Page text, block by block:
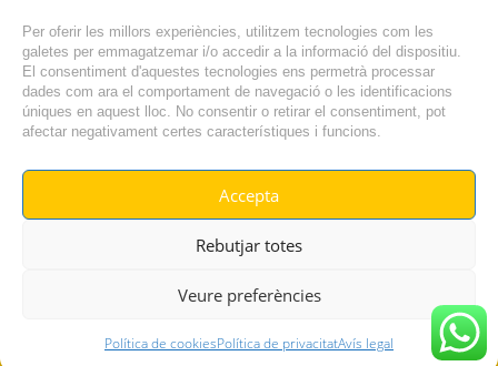
Per oferir les millors experiències, utilitzem tecnologies com les
galetes per emmagatzemar i/o accedir a la informació del dispositiu.
El consentiment d'aquestes tecnologies ens permetrà processar
dades com ara el comportament de navegació o les identificacions
úniques en aquest lloc. No consentir o retirar el consentiment, pot
afectar negativament certes característiques i funcions.
Accepta
Rebutjar totes
Veure preferències
Política de cookiesPolítica de privacitatAvís legal
NOTÍCIA ANTERIOR
NOTÍCIA SEGÜENT
© RADIO VILAFANT 2024
| AVÍS LEGAL | POLÍTICA DE PRIVACITAT
GO TOP